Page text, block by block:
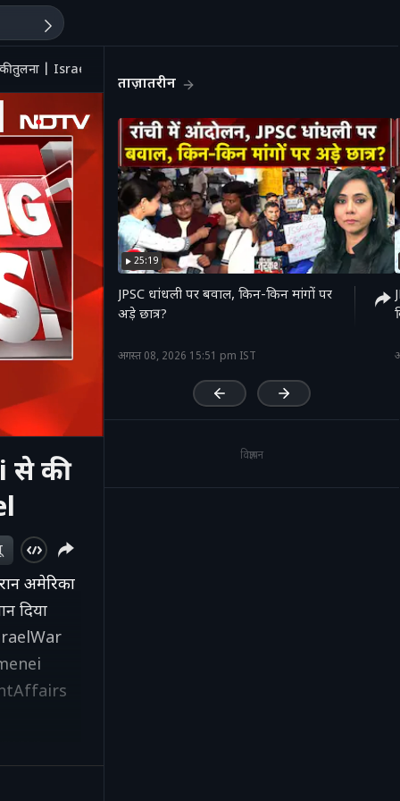
तुलना | Israel
'
की
अमेरिका
दिया
ताज़ातरीन
25:19
JPSC धांधली पर बवाल, किन-किन मांगों पर
अड़े छात्र?
अगस्त 08, 2026 15:51 pm IST
विज्ञापन